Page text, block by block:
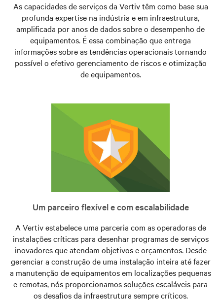
As capacidades de serviços da Vertiv têm como base sua
profunda expertise na indústria e em infraestrutura,
amplificada por anos de dados sobre o desempenho de
equipamentos. É essa combinação que entrega
informações sobre as tendências operacionais tornando
possível o efetivo gerenciamento de riscos e otimização
de equipamentos.
Um parceiro flexível e com escalabilidade
A Vertiv estabelece uma parceria com as operadoras de
instalações críticas para desenhar programas de serviços
inovadores que atendam objetivos e orçamentos. Desde
gerenciar a construção de uma instalação inteira até fazer
a manutenção de equipamentos em localizações pequenas
e remotas, nós proporcionamos soluções escaláveis para
os desafios da infraestrutura sempre críticos.